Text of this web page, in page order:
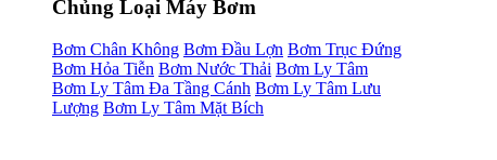
Chủng Loại Máy Bơm
Bơm Chân Không Bơm Đầu Lợn Bơm Trục Đứng
Bơm Hỏa Tiễn Bơm Nước Thải Bơm Ly Tâm
Bơm Ly Tâm Đa Tầng Cánh Bơm Ly Tâm Lưu
Lượng Bơm Ly Tâm Mặt Bích